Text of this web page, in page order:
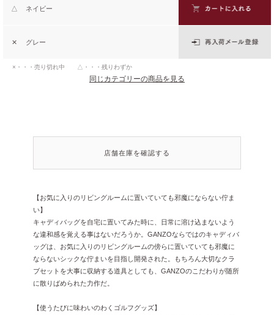
△ ネイビー
✕ グレー
×・・・売り切れ中 △・・・残りわずか
同じカテゴリーの商品を見る
店舗在庫を確認する
【お気に入りのリビングルームに置いていても邪魔にならない佇ま
い】
キャディバッグを自宅に置いてみた時に、日常に溶け込まないよう
な違和感を覚える事はないだろうか。GANZOならではのキャディバ
ッグは、お気に入りのリビングルームの傍らに置いていても邪魔に
ならないシックな佇まいを目指し開発された。もちろん大切なクラ
ブセットを大事に収納する道具としても、GANZOのこだわりが随所
に散りばめられた力作だ。
【使うたびに味わいのわくゴルフグッズ】